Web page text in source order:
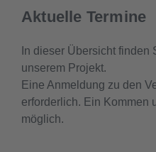
Aktuelle Termine
In dieser Übersicht finden
unserem Projekt.
Eine Anmeldung zu den
erforderlich. Ein Kommen
möglich.